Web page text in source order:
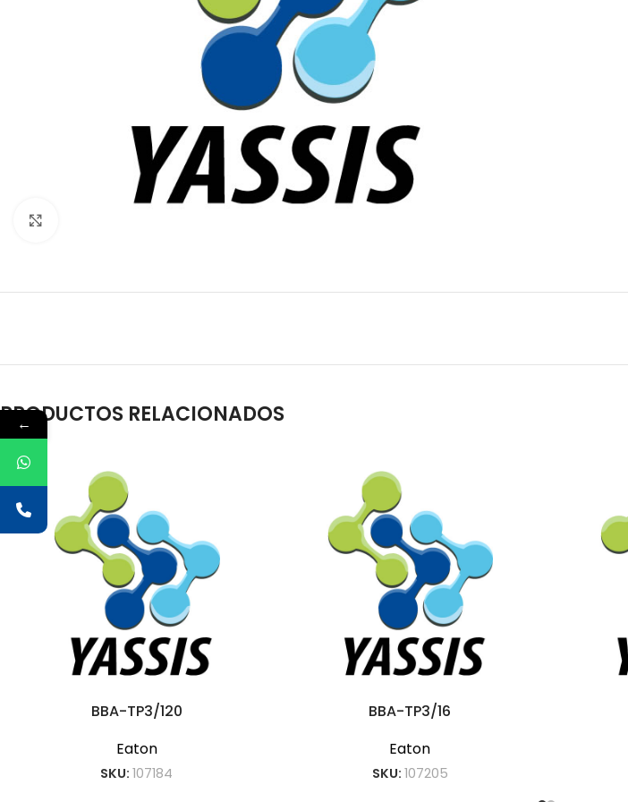
PRODUCTOS RELACIONADOS
BBA-TP3/120
Eaton
SKU:107184
BBA-TP3/16
Eaton
SKU: 107205
←